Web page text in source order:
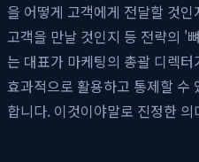
을 어떻게 고객에게 전달할 것
고객을 만날 것인지 등 전략의 '
는 대표가 마케팅의 총괄 디렉
효과적으로 활용하고 통제할 수
합니다. 이것이야말로 진정한 의